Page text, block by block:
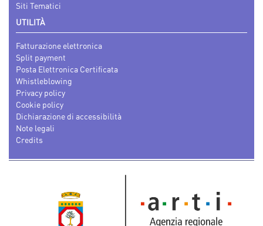
Siti Tematici
UTILITÀ
Fatturazione elettronica
Split payment
Posta Elettronica Certificata
Whistleblowing
Privacy policy
Cookie policy
Dichiarazione di accessibilità
Note legali
Credits